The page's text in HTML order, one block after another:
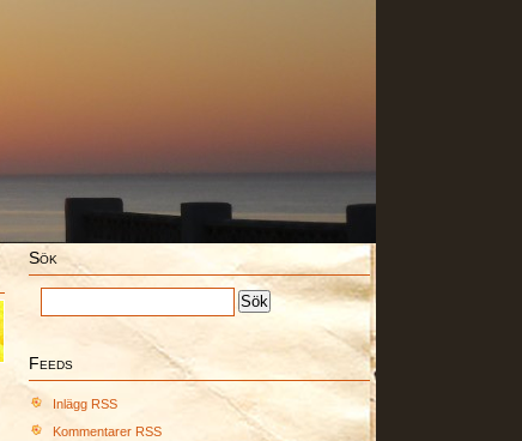
Sök
Feeds
Inlägg RSS
Kommentarer RSS